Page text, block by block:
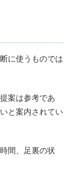
に使うものでは
案は参考であ
と案内されてい
間、足裏の状